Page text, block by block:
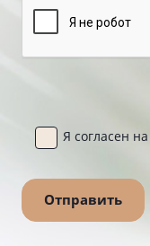
Я согласен на